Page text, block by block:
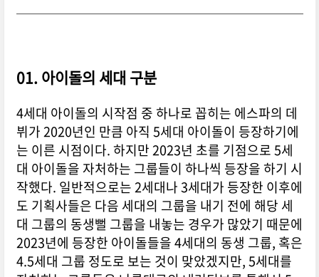
01. 아이돌의 세대 구분
4세대 아이돌의 시작점 중 하나로 꼽히는 에스파의 데
뷔가 2020년인 만큼 아직 5세대 아이돌이 등장하기에
는 이른 시점이다. 하지만 2023년 초를 기점으로 5세
대 아이돌을 자처하는 그룹들이 하나씩 등장을 하기 시
작했다. 일반적으로는 2세대나 3세대가 등장한 이후에
도 기획사들은 다음 세대의 그룹을 내기 전에 해당 세
대 그룹의 동생뻘 그룹을 내놓는 경우가 많았기 때문에
2023년에 등장한 아이돌들을 4세대의 동생 그룹, 혹은
4.5세대 그룹 정도로 보는 것이 맞았겠지만, 5세대를